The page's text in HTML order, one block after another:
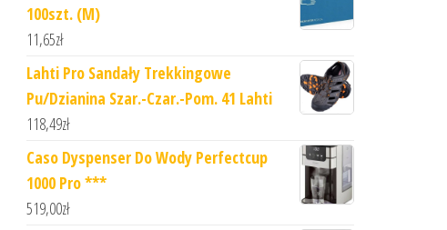
100szt. (M)
11,65zł
Lahti Pro Sandały Trekkingowe
Pu/Dzianina Szar.-Czar.-Pom. 41 Lahti
118,49zł
Caso Dyspenser Do Wody Perfectcup
1000 Pro ***
519,00zł